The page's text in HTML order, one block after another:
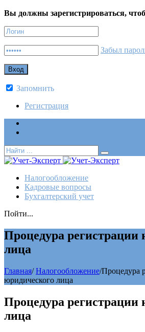
Вы должны зарегистрироваться,
Забыл
Запомнить
Регистрация
Налогообложение
Кадровые вопросы
Бухгалтерский учет
Пойти...
Процедура регистрации
лица
Главная/ Налогообложение/Процедура
юридического лица
Процедура регистрации
лица